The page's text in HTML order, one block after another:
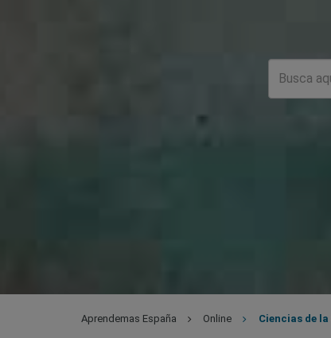
Aprendemas España Online Ciencias de la